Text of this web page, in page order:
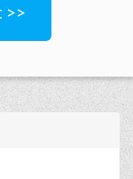
>>